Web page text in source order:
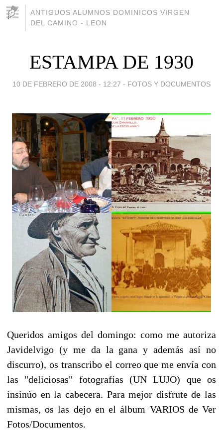
ANTIGUOS ALUMNOS DOMINICOS VIRGEN
DEL CAMINO - LEON
ESTAMPA DE 1930
10 DE FEBRERO DE 2008 - 12:27 - FOTOS Y DOCUMENTOS
Queridos amigos del domingo: como me autoriza
Javidelvigo (y me da la gana y además así no
discurro), os transcribo el correo que me envía con
las "deliciosas" fotografías (UN LUJO) que os
insinúo en la cabecera. Para mejor disfrute de las
mismas, os las dejo en el álbum VARIOS de Ver
Fotos/Documentos.